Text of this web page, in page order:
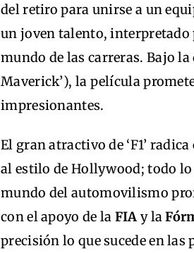
del retiro para unirse a un
un joven talento, interpretado
mundo de las carreras. Bajo
Maverick’), la película
impresionantes.
El gran atractivo de ‘F1’
al estilo de Hollywood; todo
mundo del automovilismo
con el apoyo de la FIA y la
precisión lo que sucede en las